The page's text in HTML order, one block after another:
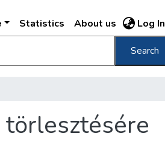
Statistics About us Log In
Search